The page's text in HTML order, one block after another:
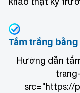
Tắm trắng
Hướng dẫn
src="https://